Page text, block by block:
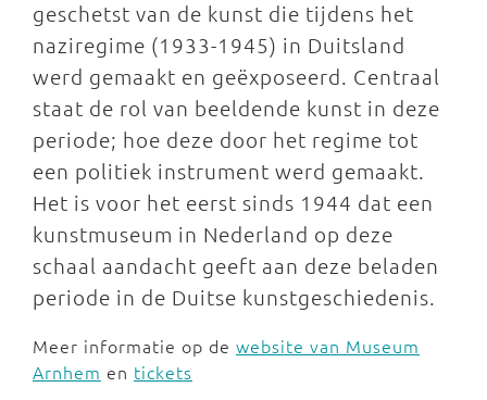
geschetst van de kunst die tijdens het
naziregime (1933-1945) in Duitsland
werd gemaakt en geëxposeerd. Centraal
staat de rol van beeldende kunst in deze
periode; hoe deze door het regime tot
een politiek instrument werd gemaakt.
Het is voor het eerst sinds 1944 dat een
kunstmuseum in Nederland op deze
schaal aandacht geeft aan deze beladen
periode in de Duitse kunstgeschiedenis.
Meer informatie op de website van Museum
Arnhem en tickets